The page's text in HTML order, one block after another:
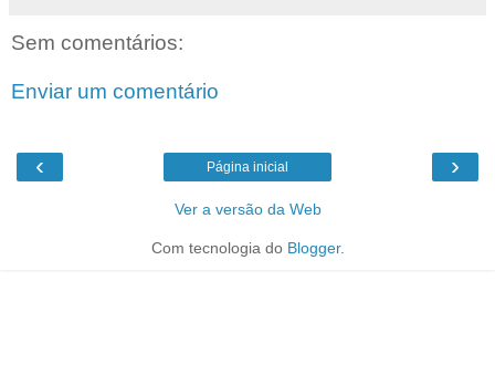
Sem comentários:
Enviar um comentário
‹ ›
Página inicial
Ver a versão da Web
Com tecnologia do Blogger.